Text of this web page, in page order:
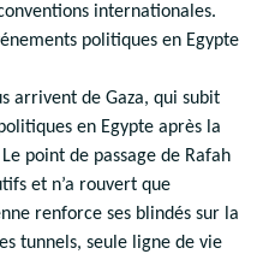
internationales.
politiques en Egypte
arrivent de Gaza, qui subit
en Egypte après la
point de passage de Rafah
et n’a rouvert que
renforce ses blindés sur la
tunnels, seule ligne de vie